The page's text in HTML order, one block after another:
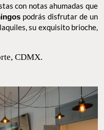
notas ahumadas que te
podrás disfrutar de un
su exquisito brioche,
CDMX.